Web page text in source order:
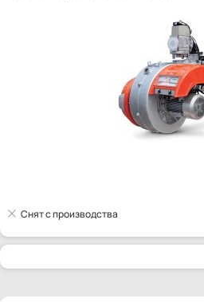
Снят с производства